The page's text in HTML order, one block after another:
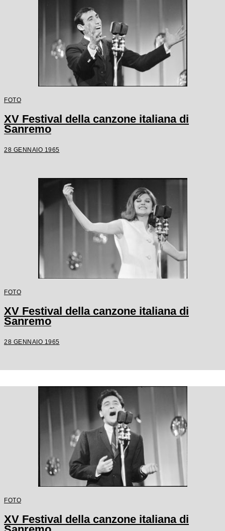
FOTO
XV Festival della canzone italiana di
Sanremo
28 GENNAIO 1965
FOTO
XV Festival della canzone italiana di
Sanremo
28 GENNAIO 1965
FOTO
XV Festival della canzone italiana di